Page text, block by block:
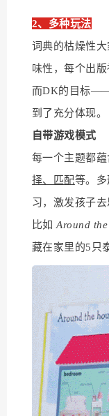
2、多种玩法
词典的枯燥性
味性，每个出
而DK的目标——
到了充分体现。
自带游戏模式
每一个主题都
择、匹配等。
习，激发孩子去
比如Around
藏在家里的5只